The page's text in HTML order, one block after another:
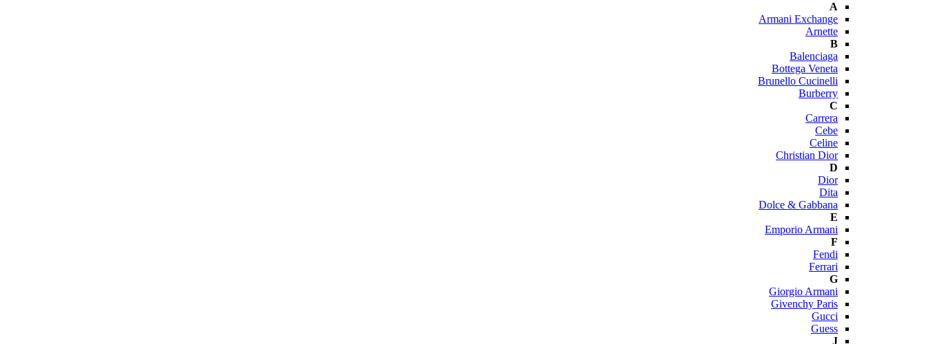
A
Armani Exchange
Arnette
B
Balenciaga
Bottega Veneta
Brunello Cucinelli
Burberry
C
Carrera
Cebe
Celine
Christian Dior
D
Dior
Dita
Dolce & Gabbana
E
Emporio Armani
F
Fendi
Ferrari
G
Giorgio Armani
Givenchy Paris
Gucci
Guess
J